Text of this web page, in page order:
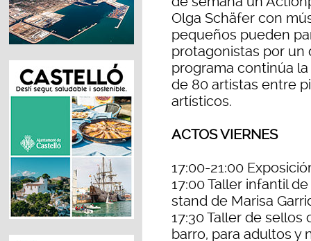
Olga Schäfer con
pequeños pueden
protagonistas por un
programa continúa
de 80 artistas entre
artísticos.
ACTOS VIERNES
17:00-21:00
17:00 Taller infantil
stand de Marisa
17:30 Taller de
barro, para adultos y